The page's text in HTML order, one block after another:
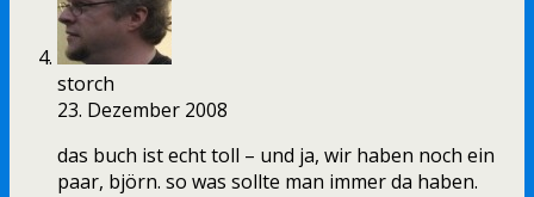
storch
23. Dezember 2008
das buch ist echt toll – und ja, wir haben noch ein
paar, björn. so was sollte man immer da haben.